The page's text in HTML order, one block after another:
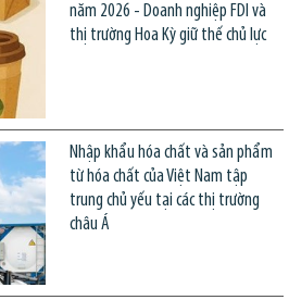
năm 2026 - Doanh nghiệp FDI và
thị trường Hoa Kỳ giữ thế chủ lực
Nhập khẩu hóa chất và sản phẩm
từ hóa chất của Việt Nam tập
trung chủ yếu tại các thị trường
châu Á